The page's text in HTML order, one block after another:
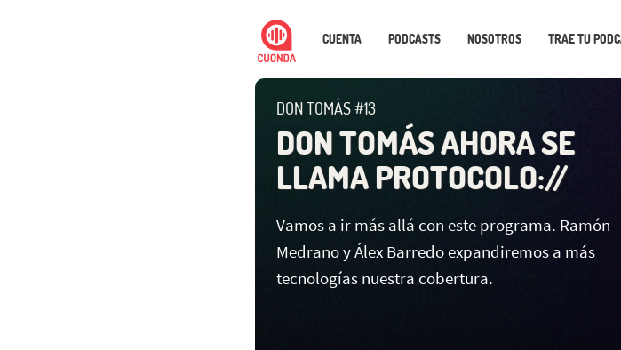
CUENTA PODCASTS NOSOTROS TRAE TU
DON TOMÁS #13
DON TOMÁS AHORA SE
LLAMA PROTOCOLO://
Vamos a ir más allá con este programa. Ramón
Medrano y Álex Barredo expandiremos a más
tecnologías nuestra cobertura.